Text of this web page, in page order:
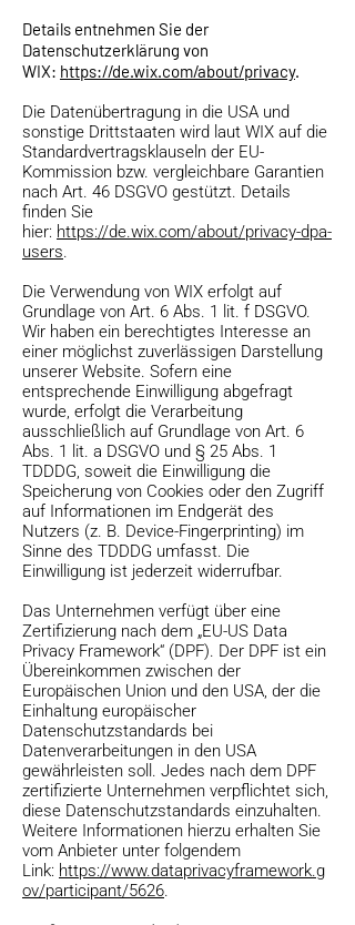
Details entnehmen Sie der
Datenschutzerklärung von
WIX: https://de.wix.com/about/privacy.
Die Datenübertragung in die USA und
sonstige Drittstaaten wird laut WIX auf die
Standardvertragsklauseln der EU-
Kommission bzw. vergleichbare Garantien
nach Art. 46 DSGVO gestützt. Details
finden Sie
hier: https://de.wix.com/about/privacy-dpa-
users.
Die Verwendung von WIX erfolgt auf
Grundlage von Art. 6 Abs. 1 lit. f DSGVO.
Wir haben ein berechtigtes Interesse an
einer möglichst zuverlässigen Darstellung
unserer Website. Sofern eine
entsprechende Einwilligung abgefragt
wurde, erfolgt die Verarbeitung
ausschließlich auf Grundlage von Art. 6
Abs. 1 lit. a DSGVO und § 25 Abs. 1
TDDDG, soweit die Einwilligung die
Speicherung von Cookies oder den Zugriff
auf Informationen im Endgerät des
Nutzers (z. B. Device-Fingerprinting) im
Sinne des TDDDG umfasst. Die
Einwilligung ist jederzeit widerrufbar.
Das Unternehmen verfügt über eine
Zertifizierung nach dem „EU-US Data
Privacy Framework“ (DPF). Der DPF ist ein
Übereinkommen zwischen der
Europäischen Union und den USA, der die
Einhaltung europäischer
Datenschutzstandards bei
Datenverarbeitungen in den USA
gewährleisten soll. Jedes nach dem DPF
zertifizierte Unternehmen verpflichtet sich,
diese Datenschutzstandards einzuhalten.
Weitere Informationen hierzu erhalten Sie
vom Anbieter unter folgendem
Link: https://www.dataprivacyframework.g
ov/participant/5626.